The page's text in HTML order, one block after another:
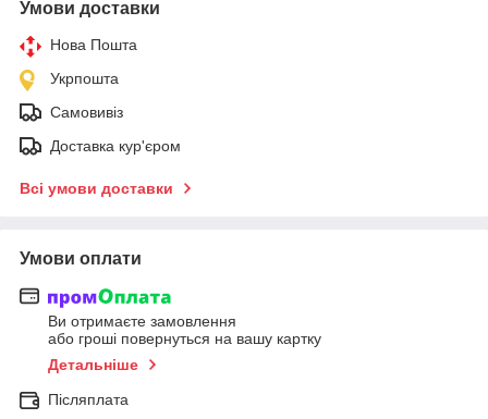
Умови доставки
Нова Пошта
Укрпошта
Самовивіз
Доставка кур'єром
Всі умови доставки
Умови оплати
Ви отримаєте замовлення
або гроші повернуться на вашу картку
Детальніше
Післяплата